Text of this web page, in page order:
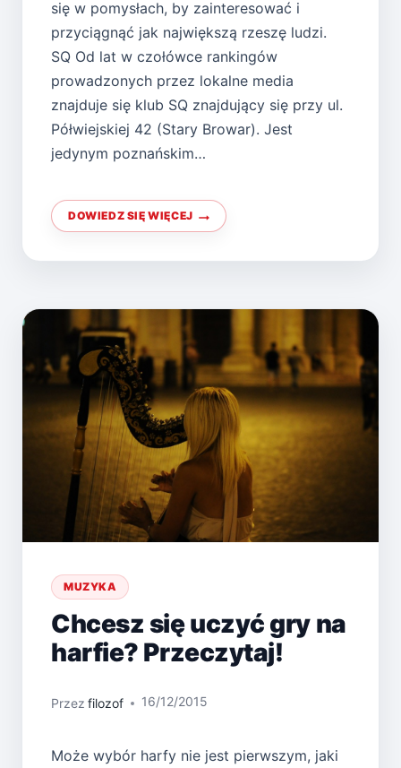
się w pomysłach, by zainteresować i
przyciągnąć jak największą rzeszę ludzi.
SQ Od lat w czołówce rankingów
prowadzonych przez lokalne media
znajduje się klub SQ znajdujący się przy ul.
Półwiejskiej 42 (Stary Browar). Jest
jedynym poznańskim…
DOWIEDZ SIĘ WIĘCEJ
NAJLEPSZE
KLUBY
MUZYKA
Chcesz się uczyć gry na
harfie? Przeczytaj!
Przez filozof 16/12/2015
Może wybór harfy nie jest pierwszym, jaki